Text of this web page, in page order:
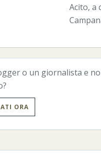
Acito, a
o un giornalista e
ORA